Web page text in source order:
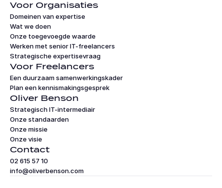
Voor Organisaties
Domeinen van expertise
Wat we doen
Onze toegevoegde waarde
Werken met senior IT-freelancers
Strategische expertisevraag
Voor Freelancers
Een duurzaam samenwerkingskader
Plan een kennismakingsgesprek
Oliver Benson
Strategisch IT-intermediair
Onze standaarden
Onze missie
Onze visie
Contact
02 615 57 10
info@oliverbenson.com